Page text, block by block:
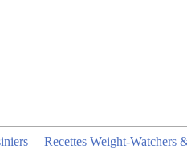
Recettes Weight-Watchers